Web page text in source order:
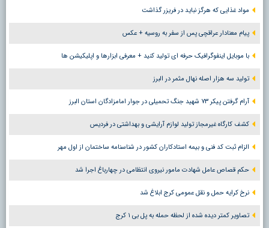
مواد غذایی که هرگز نباید در فریزر گذاشت
پیام معنادار عراقچی پس از سفر به روسیه + عکس
با موبایل اینفوگرافیک حرفه ای تولید کنید + معرفی ابزارها و اپلیکیشن ها
تولید سه هزار اصله نهال مثمر در البرز
آرام گرفتن پیکر ۷۳ شهید جنگ تحمیلی در جوار امامزادگان استان البرز
کشف کارگاه غیرمجاز تولید لوازم آرایشی و بهداشتی در فردیس
الزام ثبت کد فنی و بیمه استادکاران کشور در شناسنامه ساختمان از اول مهر
حکم قصاص عامل شهادت مامور نیروی انتظامی در چهارباغ اجرا شد
نرخ کرایه حمل و نقل عمومی کرج ابلاغ شد
تصاویر کمتر دیده شده از لحظه حمله به پل بی ۱ کرج